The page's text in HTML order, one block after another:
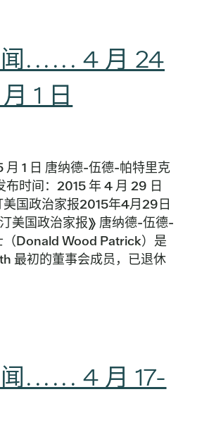
...... 4 月 24
1 日
月 1 日 唐纳德-伍德-帕特里克
布时间：2015 年 4 月 29 日
国政治家报2015年4月29日
美国政治家报》 唐纳德-伍德-
（Donald Wood Patrick）是
最初的董事会成员，已退休
...... 4 月 17-